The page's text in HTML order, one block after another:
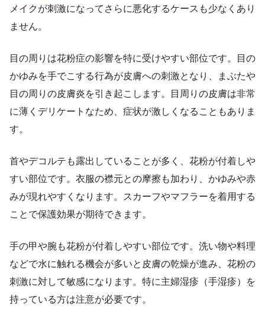
メイクが刺激になってさらに悪化するケースも少なくあり
ません。
目の周りは花粉症の影響を特に受けやすい部位です。目の
かゆみを手でこする行為が皮膚への刺激となり、まぶたや
目の周りの皮膚炎を引き起こします。目周りの皮膚は非常
に薄くデリケートなため、症状が激しくなることもありま
す。
首やデコルテも露出していることが多く、花粉が付着しや
すい部位です。衣服の襟元との摩擦も加わり、かゆみや赤
みが現れやすくなります。スカーフやマフラーを着用する
ことで保護効果が期待できます。
手の甲や腕も花粉が付着しやすい部位です。洗い物や料理
などで水に触れる機会が多いと皮膚の乾燥が進み、花粉の
刺激に対して敏感になります。特に主婦湿疹（手湿疹）を
持っている方は注意が必要です。